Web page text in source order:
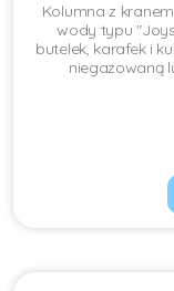
Kolumna z
wody typu
butelek, karafek i
niegazowaną